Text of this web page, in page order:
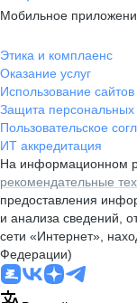
Мобильное
Этика и комплаенс
Оказание услуг
Использование сайтов
Защита
Пользовательское
ИТ аккредитация
На информационном
рекомендательные
предоставления
и анализа сведений,
сети «Интернет»,
Федерации)